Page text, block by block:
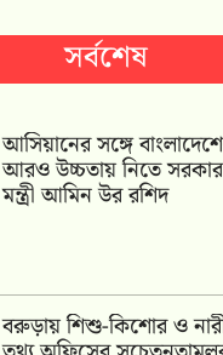
সর্বশেষ
আসিয়ানের সঙ্গে
আরও উচ্চতায় নিতে সরকার
মন্ত্রী আমিন উর রশিদ
বরুড়ায় শিশু-কিশোর ও